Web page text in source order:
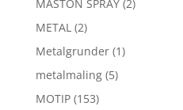
MASTON SPRAY (2)
METAL (2)
Metalgrunder (1)
metalmaling (5)
MOTIP (153)